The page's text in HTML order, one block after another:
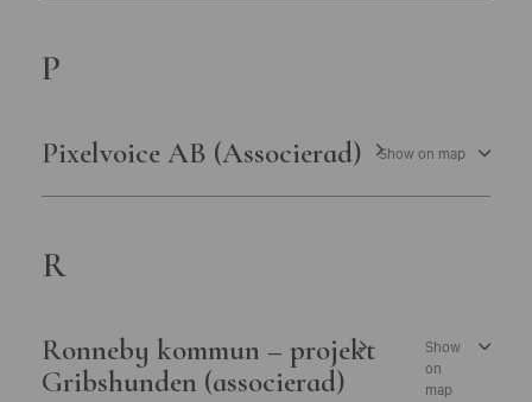
P
Pixelvoice AB (Associerad) Show on map
R
Ronneby kommun – projekt
Gribshunden (associerad)
Show
on
map